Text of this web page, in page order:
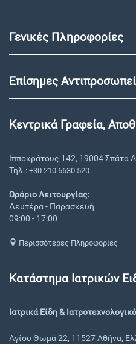
"
Γενικές Πληροφορίες
Επίσημες
Κεντρικά Γραφεία,
Ιπποκράτους 142, 19004 Σπάτα
Τηλ.: +30 210 6630 520
Ωράριο Λειτουργίας:
Δευτέρα - Παρασκευή
09:00 - 17:00
Περισσότερες Πληροφορίες
Κατάστημα Ιατρικών
Ιατρικά Είδη &
Αγίου Θωμά 22, 11527 Αθήνα,